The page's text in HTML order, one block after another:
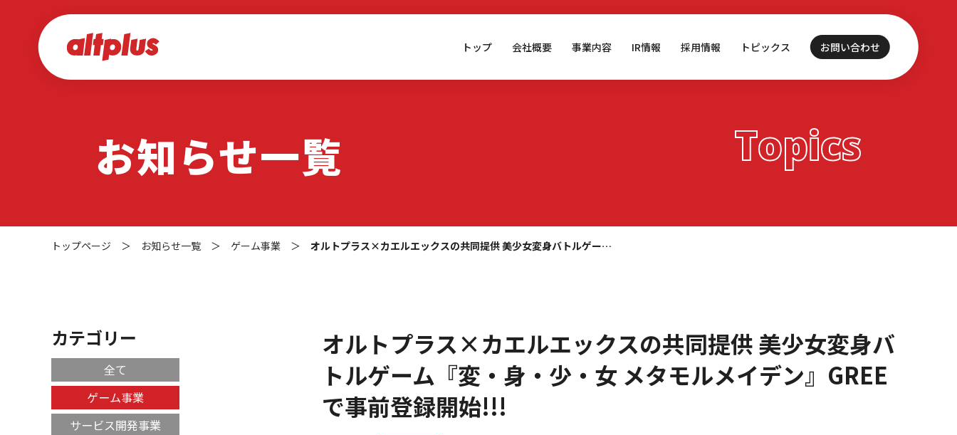
トップ 会社概要 事業内容 IR情報 採用情報 トピックス お問い合わせ
お知らせ一覧 Topics
トップページ ＞ お知らせ一覧 ＞ ゲーム事業 ＞ オルトプラス×カエルエックスの共同提供 美少女変身バトルゲー…
オルトプラス×カエルエックスの共同提供 美少女変身バ
トルゲーム『変・身・少・女 メタモルメイデン』GREE
で事前登録開始!!!
カテゴリー
全て
ゲーム事業
サービス開発事業